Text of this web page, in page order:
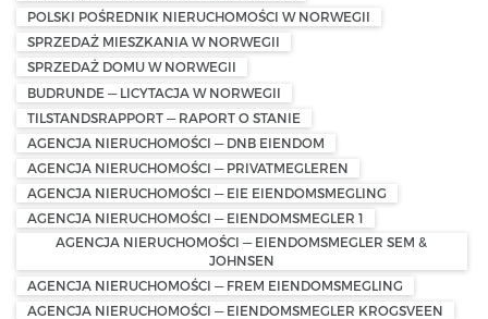
POLSKI POŚREDNIK NIERUCHOMOŚCI W NORWEGII
SPRZEDAŻ MIESZKANIA W NORWEGII
SPRZEDAŻ DOMU W NORWEGII
BUDRUNDE — LICYTACJA W NORWEGII
TILSTANDSRAPPORT — RAPORT O STANIE
AGENCJA NIERUCHOMOŚCI — DNB EIENDOM
AGENCJA NIERUCHOMOŚCI — PRIVATMEGLEREN
AGENCJA NIERUCHOMOŚCI — EIE EIENDOMSMEGLING
AGENCJA NIERUCHOMOŚCI — EIENDOMSMEGLER 1
AGENCJA NIERUCHOMOŚCI — EIENDOMSMEGLER SEM &
JOHNSEN
AGENCJA NIERUCHOMOŚCI — FREM EIENDOMSMEGLING
AGENCJA NIERUCHOMOŚCI — EIENDOMSMEGLER KROGSVEEN